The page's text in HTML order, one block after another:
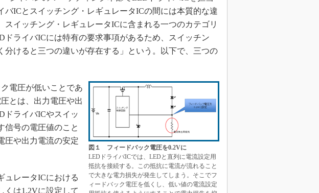
バICとスイッチング・レギュレータICの間には本質的な違
スイッチング・レギュレータICに含まれる一つのカテゴリ
ドライバICには特有の要求事項があるため、スイッチン
分けると三つの違いが存在する」という。以下で、三つの
図１ フィードバック電圧を0.2Vに
LEDドライバICでは、LEDと直列に電流設定用
抵抗を接続する。この抵抗に電流が流れること
で大きな電力損失が発生してしまう。そこでフ
ィードバック電圧を低くし、低い値の電流設定
電圧が低いことであ
とは、出力電圧や出
ドライバICやスイッ
信号の電圧値のこと
圧や出力電流の安定
レータICにおける
くは1.2Vに設定して